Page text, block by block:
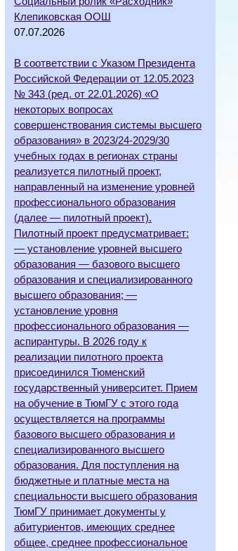
Клепиковская ООШ
07.07.2026
В соответствии с Указом Президента
Российской Федерации от 12.05.2023
№ 343 (ред. от 22.01.2026) «О
некоторых вопросах
совершенствования системы высшего
образования» в 2023/24-2029/30
учебных годах в регионах страны
реализуется пилотный проект,
направленный на изменение уровней
профессионального образования
(далее — пилотный проект).
Пилотный проект предусматривает:
— установление уровней высшего
образования — базового высшего
образования и специализированного
высшего образования; —
установление уровня
профессионального образования —
аспирантуры. В 2026 году к
реализации пилотного проекта
присоединился Тюменский
государственный университет. Прием
на обучение в ТюмГУ с этого года
осуществляется на программы
базового высшего образования и
специализированного высшего
образования. Для поступления на
бюджетные и платные места на
специальности высшего образования
ТюмГУ принимает документы у
абитуриентов, имеющих среднее
общее, среднее профессиональное